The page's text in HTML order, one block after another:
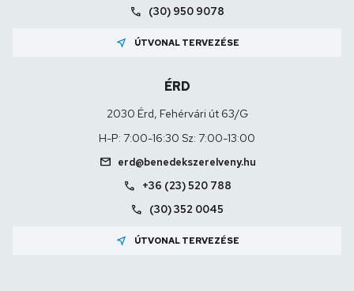
call (30) 950 9078
near_me ÚTVONAL TERVEZÉSE
ÉRD
2030 Érd, Fehérvári út 63/G
H-P: 7:00-16:30 Sz: 7:00-13:00
mail erd@benedekszerelveny.hu
call +36 (23) 520 788
call (30) 352 0045
near_me ÚTVONAL TERVEZÉSE